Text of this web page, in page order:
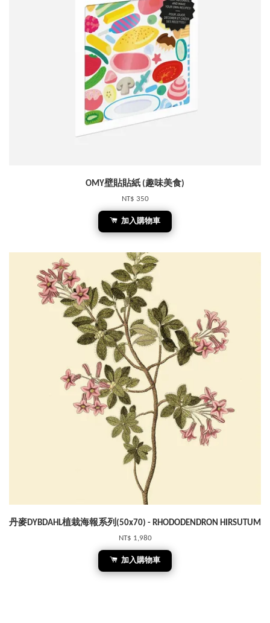
OMY壁貼貼紙 (趣味美食)
NT$ 350
加入購物車
丹麥DYBDAHL植栽海報系列(50x70) - RHODODENDRON HIRSUTUM
NT$ 1,980
加入購物車